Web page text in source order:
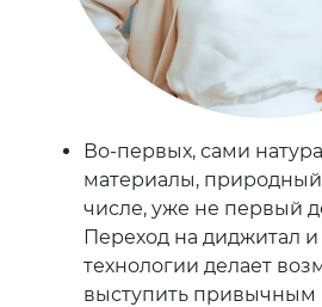
Во-первых, сами
материалы,
числе, уже не первый
Переход на диджитал
технологии делает
выступить